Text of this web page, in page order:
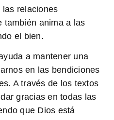
relaciones
también anima a las
el bien.
a mantener una
en las bendiciones
. A través de los textos
gracias en todas las
que Dios está